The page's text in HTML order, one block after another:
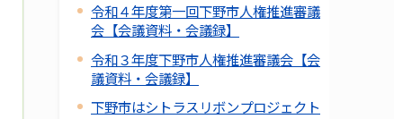
令和４年度第一回下野市人権推進審議
会【会議資料・会議録】
令和３年度下野市人権推進審議会【会
議資料・会議録】
下野市はシトラスリボンプロジェクト